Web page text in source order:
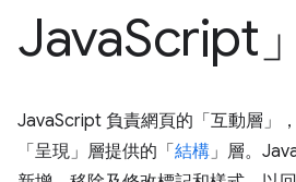
JavaScript
JavaScript 負責網頁的「互動層」
「呈現」層提供的「 結構」層。